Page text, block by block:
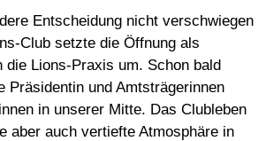
Entscheidung nicht verschwiegen
Club setzte die Öffnung als
die Lions-Praxis um. Schon bald
Präsidentin und Amtsträgerinnen
in unserer Mitte. Das Clubleben
aber auch vertiefte Atmosphäre in